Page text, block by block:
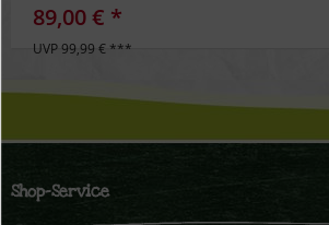
89,00 € *
UVP 99,99 € ***
Shop-Service